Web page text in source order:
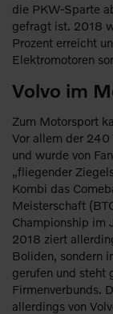
die PKW-Sparte
gefragt ist. 2018
Prozent erreicht
Elektromotoren
Volvo im
Zum Motorsport
Vor allem der 240
und wurde von
„fliegender
Kombi das
Meisterschaft
Championship im
2018 ziert
Boliden, sondern
gerufen und steht
Firmenverbunds.
allerdings von